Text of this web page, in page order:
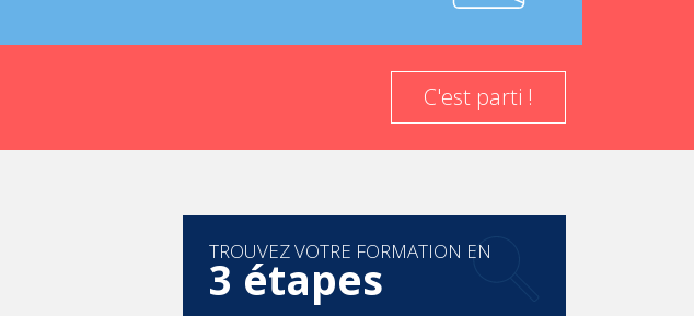
C'est parti !
TROUVEZ VOTRE FORMATION EN
3 étapes